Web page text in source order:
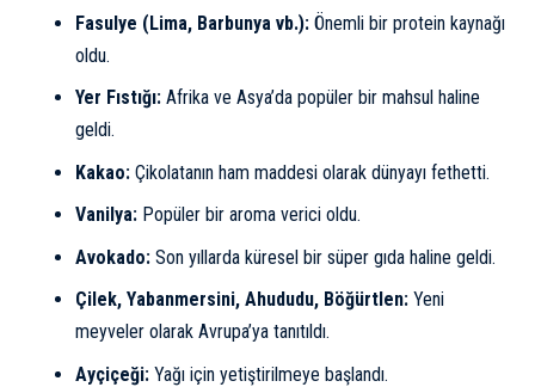
Fasulye (Lima, Barbunya vb.):Önemli bir protein kaynağı
oldu.
Yer Fıstığı:Afrika ve Asya’da popüler bir mahsul haline
geldi.
Kakao:Çikolatanın ham maddesi olarak dünyayı fethetti.
Vanilya:Popüler bir aroma verici oldu.
Avokado:Son yıllarda küresel bir süper gıda haline geldi.
Çilek, Yabanmersini, Ahududu, Böğürtlen:Yeni
meyveler olarak Avrupa’ya tanıtıldı.
Ayçiçeği:Yağı için yetiştirilmeye başlandı.